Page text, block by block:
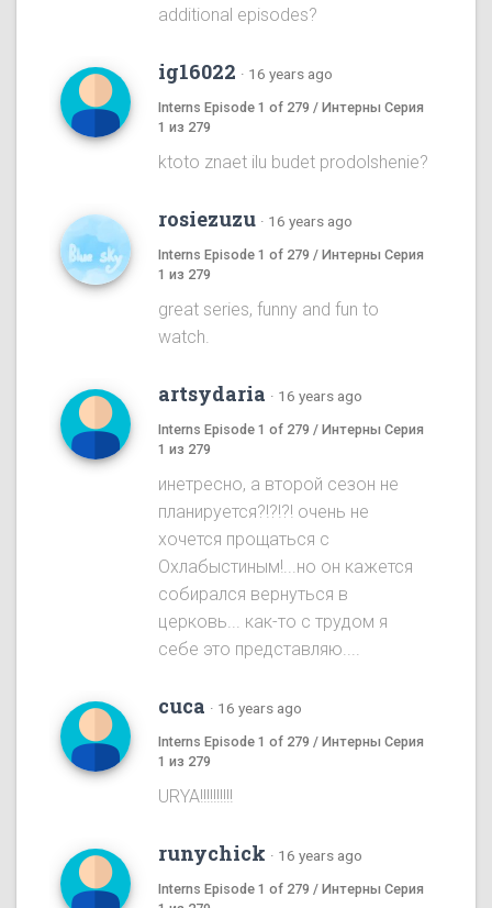
additional episodes?
ig16022 · 16 years ago
Interns Episode 1 of 279 / Интерны Серия
1 из 279
ktoto znaet ilu budet prodolshenie?
rosiezuzu · 16 years ago
Interns Episode 1 of 279 / Интерны Серия
1 из 279
great series, funny and fun to
watch.
artsydaria · 16 years ago
Interns Episode 1 of 279 / Интерны Серия
1 из 279
инетресно, а второй сезон не
планируется?!?!?! очень не
хочется прощаться с
Охлабыстиным!...но он кажется
собирался вернуться в
церковь... как-то с трудом я
себе это представляю....
cuca · 16 years ago
Interns Episode 1 of 279 / Интерны Серия
1 из 279
URYA!!!!!!!!!!
runychick · 16 years ago
Interns Episode 1 of 279 / Интерны Серия